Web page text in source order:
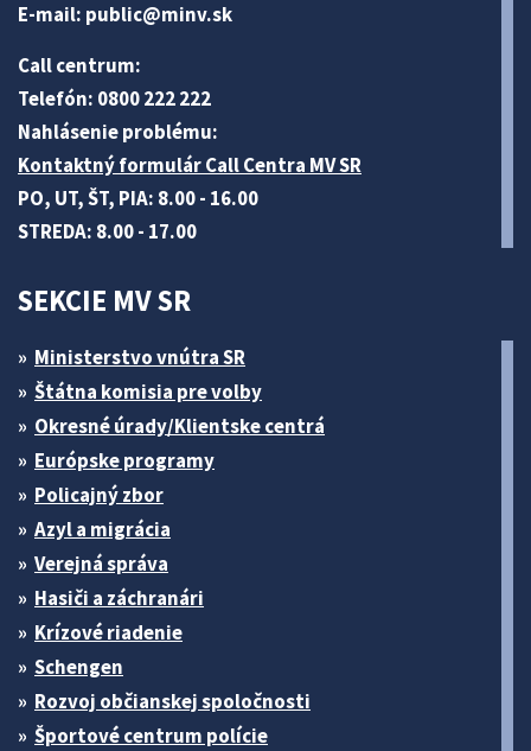
E-mail: public@minv.sk
Call centrum:
Telefón: 0800 222 222
Nahlásenie problému:
Kontaktný formulár Call Centra MV SR
PO, UT, ŠT, PIA: 8.00 - 16.00
STREDA: 8.00 - 17.00
SEKCIE MV SR
Ministerstvo vnútra SR
Štátna komisia pre volby
Okresné úrady/Klientske centrá
Európske programy
Policajný zbor
Azyl a migrácia
Verejná správa
Hasiči a záchranári
Krízové riadenie
Schengen
Rozvoj občianskej spoločnosti
Športové centrum polície